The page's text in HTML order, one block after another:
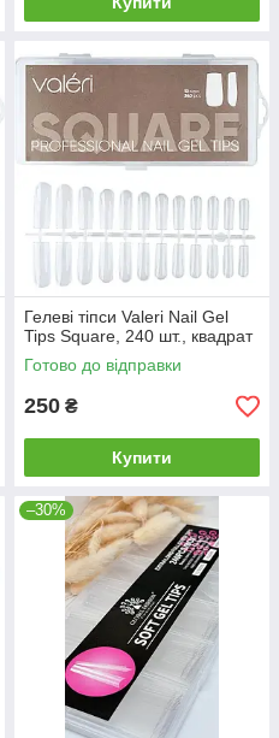
Гелеві тіпси Valeri Nail Gel
Tips Square, 240 шт., квадрат
Готово до відправки
250 ₴
Купити
–30%